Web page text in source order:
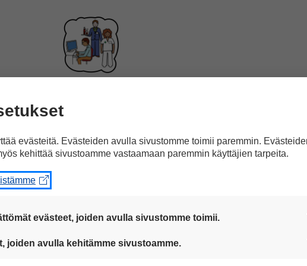
esimerkiksi
evästeitä. Evästeiden avulla sivustomme toimii paremmin.
kehittää sivustoamme vastaamaan paremmin käyttäjien tarpeita.
evästeet, joiden avulla sivustomme toimii.
ovat aina käytössä, jotta sivustoamme voi käyttää sujuvasti ja
joiden avulla kehitämme sivustoamme.